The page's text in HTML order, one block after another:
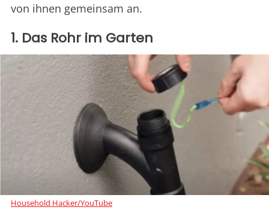
von ihnen gemeinsam an.
1. Das Rohr im Garten
Household Hacker/YouTube